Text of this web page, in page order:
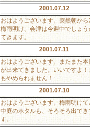
2001.07.12
おはようございます。突然朝か
梅雨明け、会津は今週中でしょ
てきます。
2001.07.11
おはようございます。またまた
が出来てきました。いいですよ
もやめられません！
2001.07.10
おはようございます。梅雨明け
中庭のホタルも、そろそろ出て
す。